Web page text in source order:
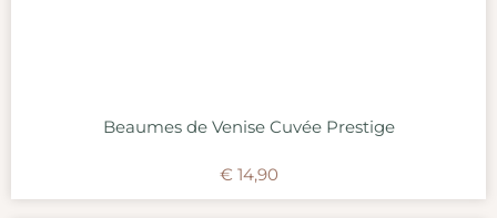
Beaumes de Venise Cuvée Prestige
€ 14,90